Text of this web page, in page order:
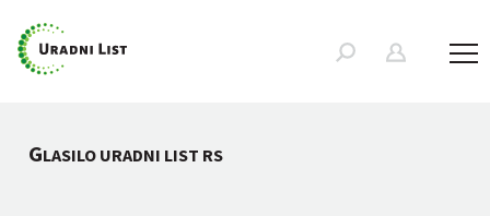
GLASILO URADNI LIST RS